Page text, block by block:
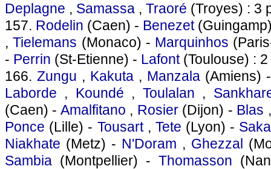
Deplagne , Samassa , Traoré (Troyes) : 3
157. Rodelin (Caen) - Benezet
,Tielemans (Monaco) - Marquinhos
- Perrin (St-Etienne) - Lafont(Toulouse) : 2
166. Zungu , Kakuta , Manzala (Amiens)
Laborde , Koundé , Toulalan ,
(Caen) - Amalfitano , Rosier(Dijon) - Blas
Ponce (Lille) - Tousart, Tete (Lyon) -
Niakhate (Metz) - N'Doram , Ghezzal
Sambia (Montpellier) - Thomasson